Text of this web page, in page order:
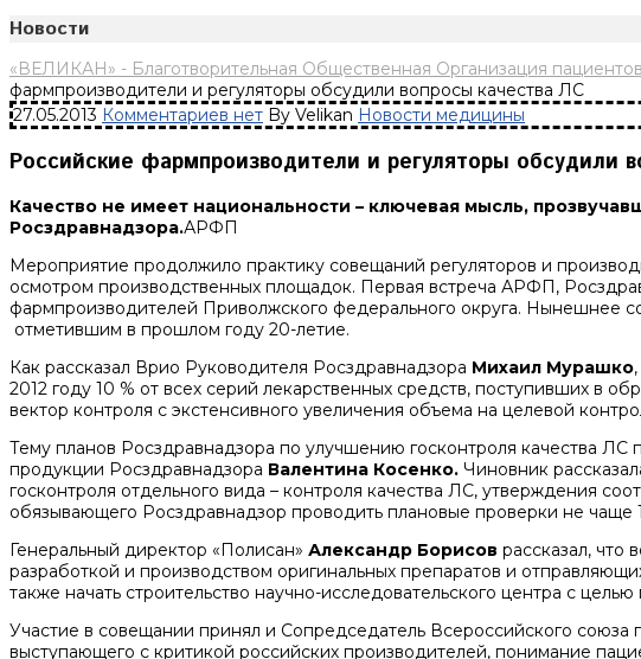
Новости
«ВЕЛИКАН» - Благотворительная Общественная Организация
фармпроизводители и регуляторы обсудили вопросы качества ЛС
27.05.2013 Комментариев нет By Velikan Новости медицины
Российские фармпроизводители и регуляторы обсудили
Качество не имеет национальности – ключевая мысль,
Росздравнадзора.АРФП
Мероприятие продолжило практику совещаний регуляторов и
осмотром производственных площадок. Первая встреча АРФП,
фармпроизводителей Приволжского федерального округа. Нынешнее
отметившим в прошлом году 20-летие.
Как рассказал Врио Руководителя Росздравнадзора Михаил Мурашко
2012 году 10 % от всех серий лекарственных средств, поступивших в
вектор контроля с экстенсивного увеличения объема на целевой
Тему планов Росздравнадзора по улучшению госконтроля качества ЛС
продукции Росздравнадзора Валентина Косенко. Чиновник
госконтроля отдельного вида – контроля качества ЛС, утверждения
обязывающего Росздравнадзор проводить плановые проверки не чаще
Генеральный директор «Полисан» Александр Борисов рассказал, что
разработкой и производством оригинальных препаратов и
также начать строительство научно-исследовательского центра с
Участие в совещании принял и Сопредседатель Всероссийского союза
выступающего с критикой российских производителей, понимание